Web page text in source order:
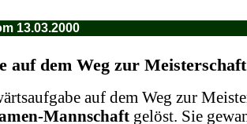
13.03.2000
auf dem Weg zur
auf dem Weg zur
Mannschaft gelöst. Sie